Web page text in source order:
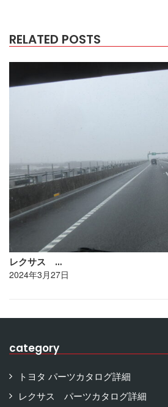
RELATED POSTS
レクサス …
2024年3月27日
category
トヨタ パーツカタログ詳細
レクサス パーツカタログ詳細